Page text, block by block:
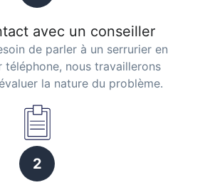
avec un conseiller
de parler à un serrurier en
téléphone, nous travaillerons
la nature du problème.
2